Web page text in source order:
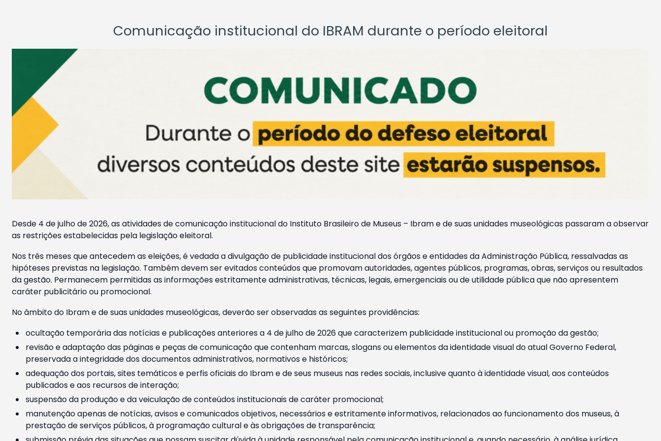
Comunicação institucional do IBRAM durante o período eleitoral
Desde 4 de julho de 2026, as atividades de comunicação institucional do Instituto Brasileiro de Museus – Ibram e de suas unidades museológicas passaram a observar
as restrições estabelecidas pela legislação eleitoral.
Nos três meses que antecedem as eleições, é vedada a divulgação de publicidade institucional dos órgãos e entidades da Administração Pública, ressalvadas as
hipóteses previstas na legislação. Também devem ser evitados conteúdos que promovam autoridades, agentes públicos, programas, obras, serviços ou resultados
da gestão. Permanecem permitidas as informações estritamente administrativas, técnicas, legais, emergenciais ou de utilidade pública que não apresentem
caráter publicitário ou promocional.
No âmbito do Ibram e de suas unidades museológicas, deverão ser observadas as seguintes providências:
ocultação temporária das notícias e publicações anteriores a 4 de julho de 2026 que caracterizem publicidade institucional ou promoção da gestão;
revisão e adaptação das páginas e peças de comunicação que contenham marcas, slogans ou elementos da identidade visual do atual Governo Federal,
preservada a integridade dos documentos administrativos, normativos e históricos;
adequação dos portais, sites temáticos e perfis oficiais do Ibram e de seus museus nas redes sociais, inclusive quanto à identidade visual, aos conteúdos
publicados e aos recursos de interação;
suspensão da produção e da veiculação de conteúdos institucionais de caráter promocional;
manutenção apenas de notícias, avisos e comunicados objetivos, necessários e estritamente informativos, relacionados ao funcionamento dos museus, à
prestação de serviços públicos, à programação cultural e às obrigações de transparência;